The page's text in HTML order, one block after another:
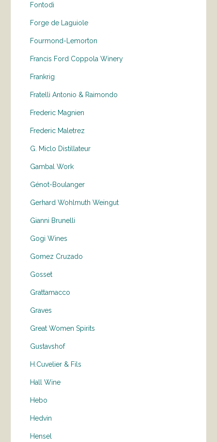
Fontodi
Forge de Laguiole
Fourmond-Lemorton
Francis Ford Coppola Winery
Frankrig
Fratelli Antonio & Raimondo
Frederic Magnien
Frederic Maletrez
G. Miclo Distillateur
Gambal Work
Génot-Boulanger
Gerhard Wohlmuth Weingut
Gianni Brunelli
Gogi Wines
Gomez Cruzado
Gosset
Grattamacco
Graves
Great Women Spirits
Gustavshof
H.Cuvelier & Fils
Hall Wine
Hebo
Hedvin
Hensel